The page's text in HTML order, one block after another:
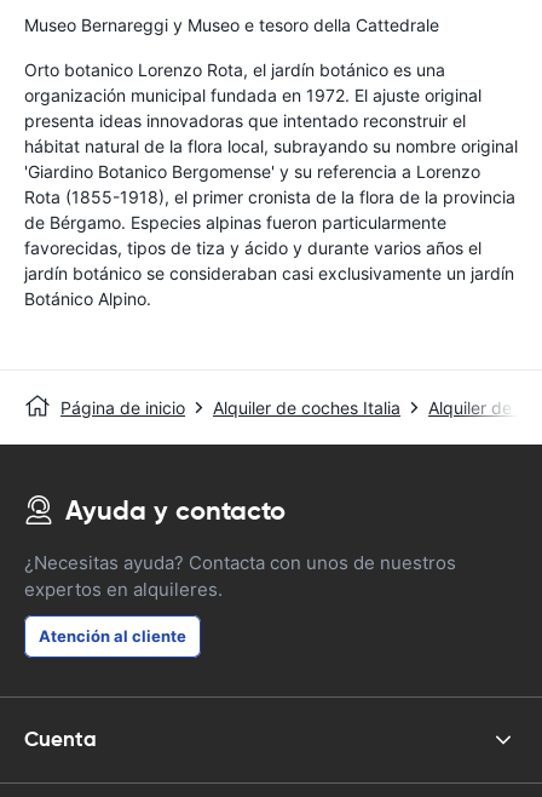
Museo Bernareggi y Museo e tesoro della Cattedrale
Orto botanico Lorenzo Rota, el jardín botánico es una
organización municipal fundada en 1972. El ajuste original
presenta ideas innovadoras que intentado reconstruir el
hábitat natural de la flora local, subrayando su nombre original
'Giardino Botanico Bergomense' y su referencia a Lorenzo
Rota (1855-1918), el primer cronista de la flora de la provincia
de Bérgamo. Especies alpinas fueron particularmente
favorecidas, tipos de tiza y ácido y durante varios años el
jardín botánico se consideraban casi exclusivamente un jardín
Botánico Alpino.
Página de inicio Alquiler de coches Italia Alquiler de
Ayuda y contacto
¿Necesitas ayuda? Contacta con unos de nuestros
expertos en alquileres.
Atención al cliente
Cuenta